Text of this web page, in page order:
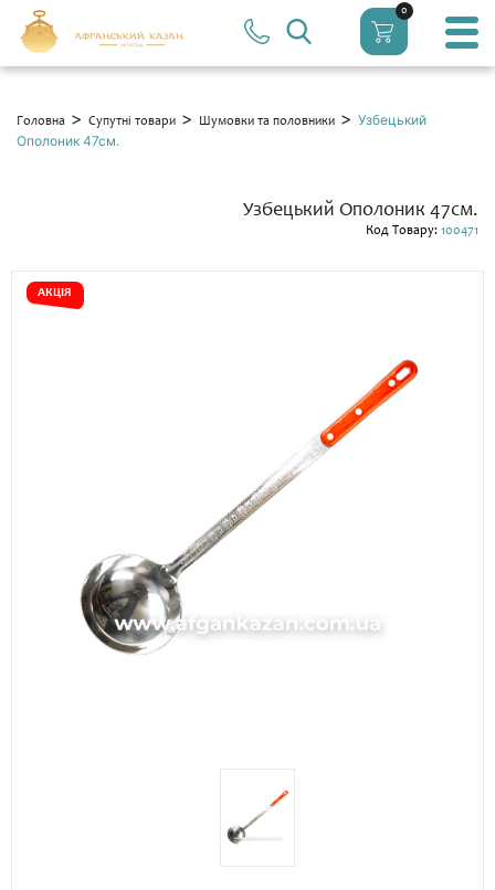
0
Головна > Супутні товари > Шумовки та половники > Узбецький
Ополоник 47см.
Узбецький Ополоник 47см.
Код Товару: 100471
АКЦІЯ